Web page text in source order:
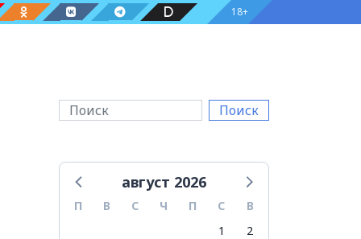
18+
Поиск
август 2026
П В С Ч П С
В
1
2